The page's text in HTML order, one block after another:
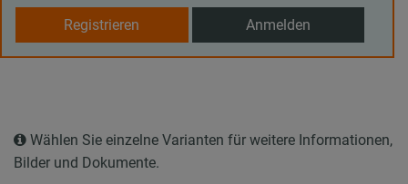
Registrieren Anmelden
Wählen Sie einzelne Varianten für weitere Informationen,
Bilder und Dokumente.